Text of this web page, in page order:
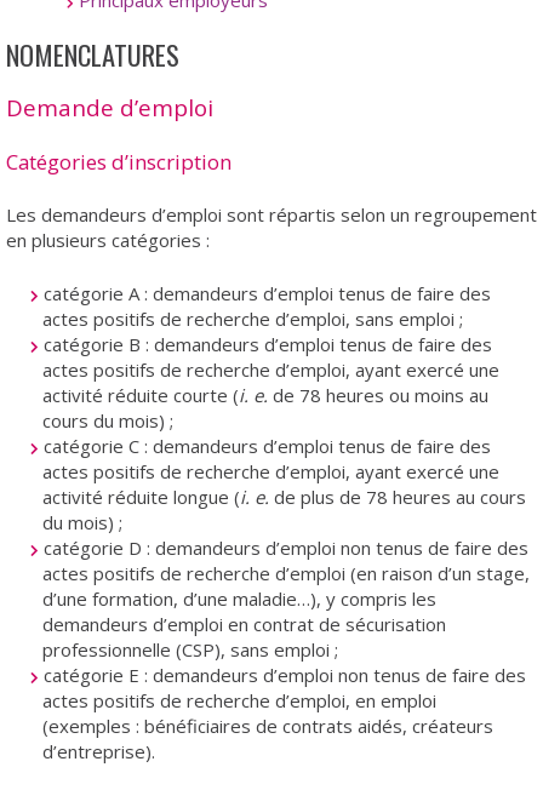
NOMENCLATURES
Demande d’emploi
Catégories d’inscription
Les demandeurs d’emploi sont répartis selon un regroupement
en plusieurs catégories :
catégorie A : demandeurs d’emploi tenus de faire des
actes positifs de recherche d’emploi, sans emploi ;
catégorie B : demandeurs d’emploi tenus de faire des
actes positifs de recherche d’emploi, ayant exercé une
activité réduite courte (i. e. de 78 heures ou moins au
cours du mois) ;
catégorie C : demandeurs d’emploi tenus de faire des
actes positifs de recherche d’emploi, ayant exercé une
activité réduite longue (i. e. de plus de 78 heures au cours
du mois) ;
catégorie D : demandeurs d’emploi non tenus de faire des
actes positifs de recherche d’emploi (en raison d’un stage,
d’une formation, d’une maladie…), y compris les
demandeurs d’emploi en contrat de sécurisation
professionnelle (CSP), sans emploi ;
catégorie E : demandeurs d’emploi non tenus de faire des
actes positifs de recherche d’emploi, en emploi
(exemples : bénéficiaires de contrats aidés, créateurs
d’entreprise).